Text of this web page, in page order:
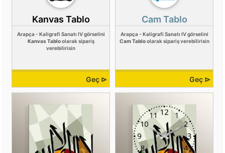
Kanvas Tablo
Arapça - Kaligrafi Sanatı IV görselini
Kanvas Tabloolarak sipariş
verebilirisin
Geç ⊳
Cam Tablo
Arapça - Kaligrafi Sanatı IV görselini
Cam Tabloolarak sipariş verebilirisin
Geç ⊳